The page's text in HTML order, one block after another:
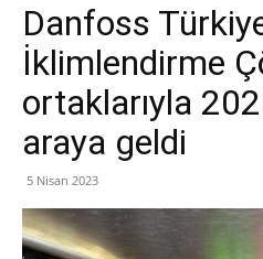
Danfoss
İklimlendirme
ortaklarıyla
araya geldi
5 Nisan 2023